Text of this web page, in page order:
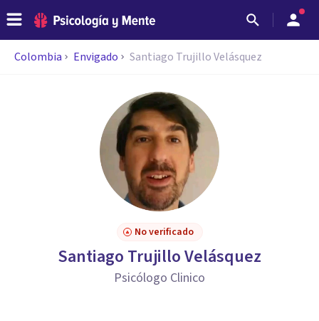
Colombia Envigado Santiago Trujillo Velásquez
No verificado
Santiago Trujillo Velásquez
Psicólogo Clinico